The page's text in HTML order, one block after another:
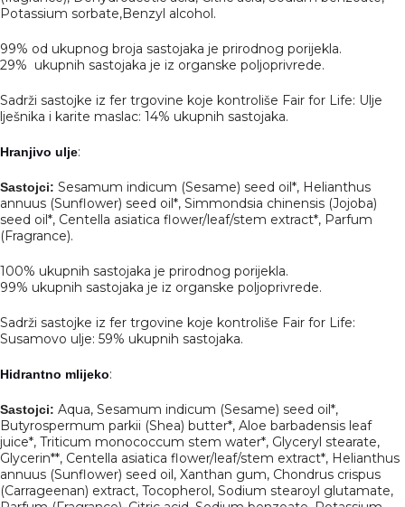
Potassium sorbate,Benzyl alcohol.
99% od ukupnog broja sastojaka je prirodnog porijekla.
29% ukupnih sastojaka je iz organske poljoprivrede.
Sadrži sastojke iz fer trgovine koje kontroliše Fair for Life: Ulje
lješnika i karite maslac: 14% ukupnih sastojaka.
Hranjivo ulje:
Sastojci: Sesamum indicum (Sesame) seed oil*, Helianthus
annuus (Sunflower) seed oil*, Simmondsia chinensis (Jojoba)
seed oil*, Centella asiatica flower/leaf/stem extract*, Parfum
(Fragrance).
100% ukupnih sastojaka je prirodnog porijekla.
99% ukupnih sastojaka je iz organske poljoprivrede.
Sadrži sastojke iz fer trgovine koje kontroliše Fair for Life:
Susamovo ulje: 59% ukupnih sastojaka.
Hidrantno mlijeko:
Sastojci: Aqua, Sesamum indicum (Sesame) seed oil*,
Butyrospermum parkii (Shea) butter*, Aloe barbadensis leaf
juice*, Triticum monococcum stem water*, Glyceryl stearate,
Glycerin**, Centella asiatica flower/leaf/stem extract*, Helianthus
annuus (Sunflower) seed oil, Xanthan gum, Chondrus crispus
(Carrageenan) extract, Tocopherol, Sodium stearoyl glutamate,